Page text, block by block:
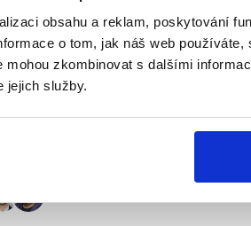
obsahu a reklam, poskytování
o tom, jak náš web
mohou zkombinovat s dalšími
jejich služby.